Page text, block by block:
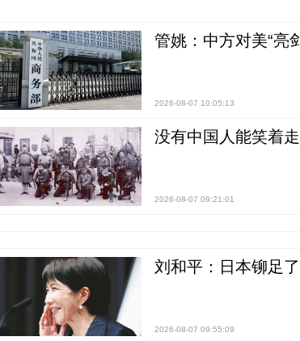
管姚：中方对美“亮
2026-08-07 10:05:13
没有中国人能笑着
2026-08-07 09:21:01
刘和平：日本铆足
2026-08-07 09:55:09